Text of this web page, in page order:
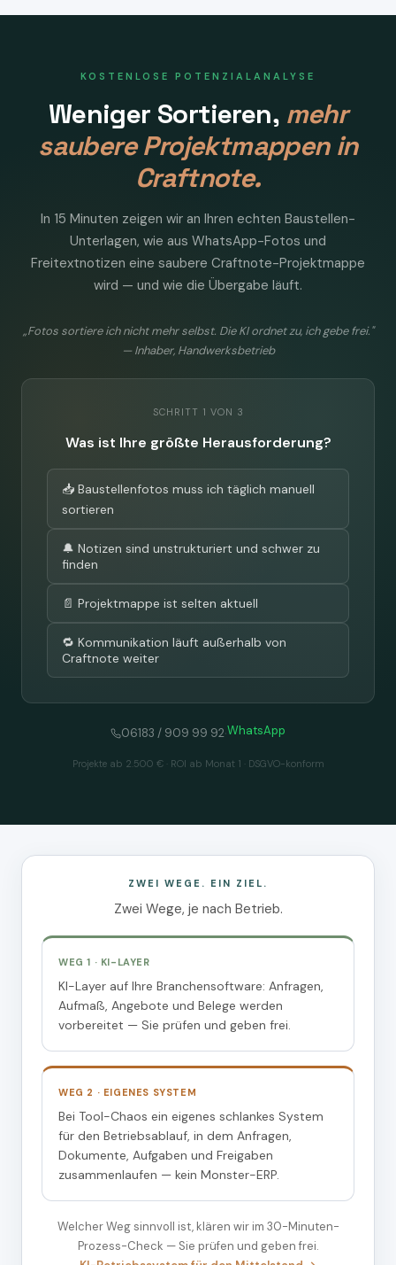
KOSTENLOSE POTENZIALANALYSE
Weniger Sortieren, mehr
saubere Projektmappen in
Craftnote.
In 15 Minuten zeigen wir an Ihren echten Baustellen-
Unterlagen, wie aus WhatsApp-Fotos und
Freitextnotizen eine saubere Craftnote-Projektmappe
wird — und wie die Übergabe läuft.
„Fotos sortiere ich nicht mehr selbst. Die KI ordnet zu, ich gebe frei."
— Inhaber, Handwerksbetrieb
SCHRITT 1 VON 3
Was ist Ihre größte Herausforderung?
📥 Baustellenfotos muss ich täglich manuell
sortieren
🔔 Notizen sind unstrukturiert und schwer zu
finden
📄 Projektmappe ist selten aktuell
🔁 Kommunikation läuft außerhalb von
Craftnote weiter
06183 / 909 99 92·WhatsApp
Projekte ab 2.500 € · ROI ab Monat 1 · DSGVO-konform
ZWEI WEGE. EIN ZIEL.
Zwei Wege, je nach Betrieb.
WEG 1 · KI-LAYER
KI-Layer auf Ihre Branchensoftware: Anfragen,
Aufmaß, Angebote und Belege werden
vorbereitet — Sie prüfen und geben frei.
WEG 2 · EIGENES SYSTEM
Bei Tool-Chaos ein eigenes schlankes System
für den Betriebsablauf, in dem Anfragen,
Dokumente, Aufgaben und Freigaben
zusammenlaufen — kein Monster-ERP.
Welcher Weg sinnvoll ist, klären wir im 30-Minuten-
Prozess-Check — Sie prüfen und geben frei.